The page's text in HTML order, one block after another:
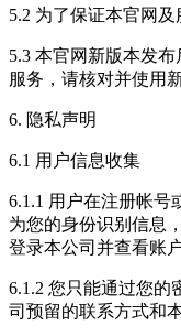
5.2 为了保证本官网
5.3 本官网新版本发
服务，请核对并使用
6. 隐私声明
6.1 用户信息收集
6.1.1 用户在注册帐
为您的身份识别信息
登录本公司并查看账
6.1.2 您只能通过您
司预留的联系方式和